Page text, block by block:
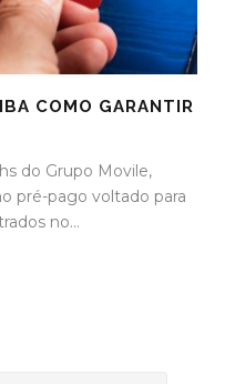
COMO GARANTIR
do Grupo Movile,
pré-pago voltado para
no...